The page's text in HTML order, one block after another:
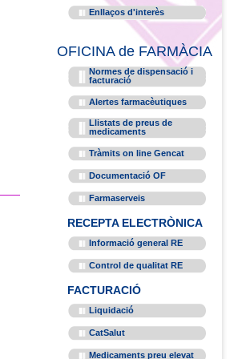
Enllaços d'interès
OFICINA de FARMÀCIA
Normes de dispensació i
facturació
Alertes farmacèutiques
Llistats de preus de
medicaments
Tràmits on line Gencat
Documentació OF
Farmaserveis
RECEPTA ELECTRÒNICA
Informació general RE
Control de qualitat RE
FACTURACIÓ
Liquidació
CatSalut
Medicaments preu elevat